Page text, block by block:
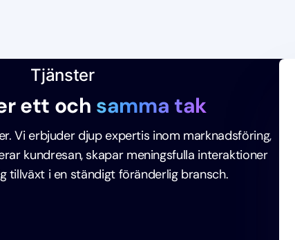
Tjänster
ett och samma tak
Vi erbjuder djup expertis inom marknadsföring,
kundresan, skapar meningsfulla interaktioner
tillväxt i en ständigt föränderlig bransch.